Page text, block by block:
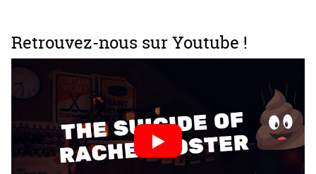
Retrouvez-nous sur Youtube !